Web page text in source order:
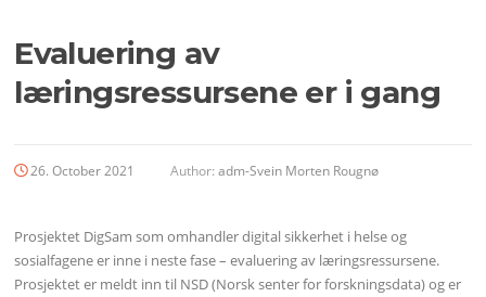
Evaluering av
læringsressursene er i gang
26. October 2021 Author:adm-Svein Morten Rougnø
Prosjektet DigSam som omhandler digital sikkerhet i helse og
sosialfagene er inne i neste fase – evaluering av læringsressursene.
Prosjektet er meldt inn til NSD (Norsk senter for forskningsdata) og er